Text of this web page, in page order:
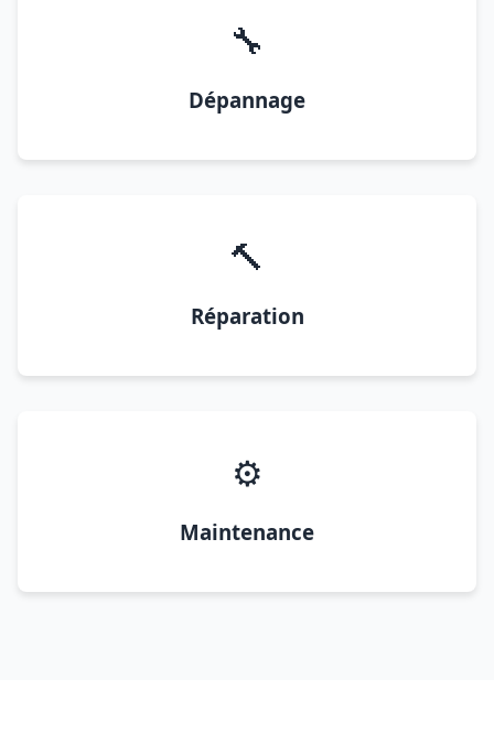
🔧
Dépannage
🔨
Réparation
⚙️
Maintenance